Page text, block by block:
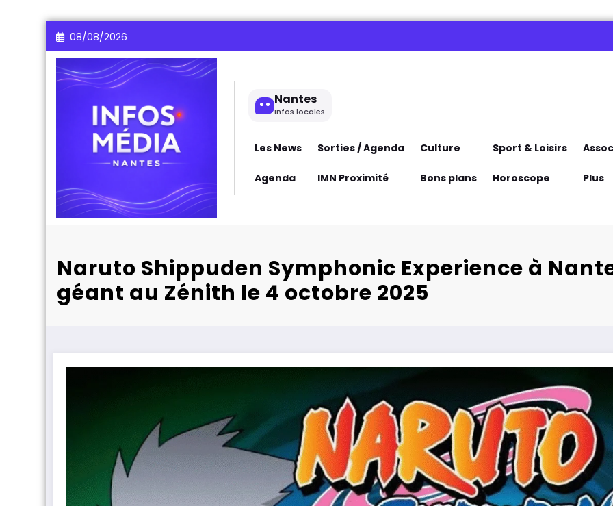
Aller
au
contenu
08/08/2026
Nantes
Infos locales
Les News Sorties / Agenda Culture Sport & Loisirs
Agenda IMN Proximité Bons plans Horoscope Plus
Naruto Shippuden Symphonic Experience à
géant au Zénith le 4 octobre 2025